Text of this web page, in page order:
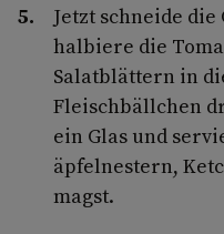
Jetzt schneide
halbiere die
Salatblättern in
Fleischbällchen
ein Glas und
äpfelnestern,
magst.